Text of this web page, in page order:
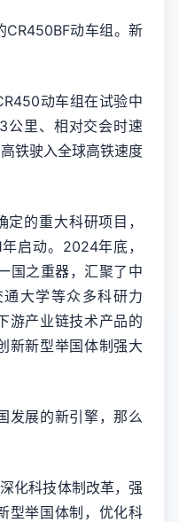
动车组。新
动车组在试验中
里、相对交会时速
铁驶入全球高铁速度
的重大科研项目，
启动。2024年底，
国之重器，汇聚了中
大学等众多科研力
游产业链技术产品的
新新型举国体制强大
展的新引擎，那么
化科技体制改革，强
型举国体制，优化科